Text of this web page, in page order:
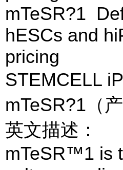
mTeSR?1
hESCs and
pricing
STEMCELL
mTeSR?1（
英文描述：
mTeSR™1 is